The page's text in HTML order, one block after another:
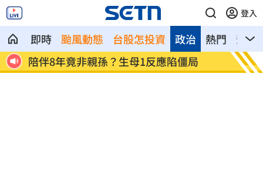
登入
即時 颱風動態 台股怎投資 熱門 影音
政治
他
陪伴8年竟非親孫？生母1反應陷僵局
第一
訣